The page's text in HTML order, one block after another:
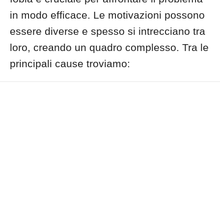
in modo efficace. Le motivazioni possono
essere diverse e spesso si intrecciano tra
loro, creando un quadro complesso. Tra le
principali cause troviamo: